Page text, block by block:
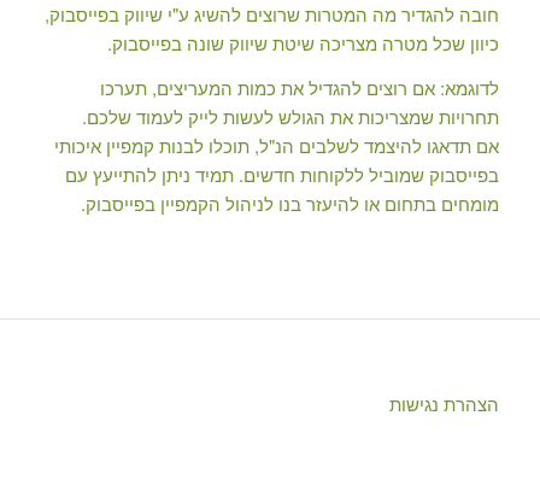
חובה להגדיר מה המטרות שרוצים להשיג ע"י שיווק בפייסבוק,
כיוון שכל מטרה מצריכה שיטת שיווק שונה בפייסבוק.
לדוגמא: אם רוצים להגדיל את כמות המעריצים, תערכו
תחרויות שמצריכות את הגולש לעשות לייק לעמוד שלכם.
אם תדאגו להיצמד לשלבים הנ"ל, תוכלו לבנות קמפיין איכותי
בפייסבוק שמוביל ללקוחות חדשים. תמיד ניתן להתייעץ עם
מומחים בתחום או להיעזר בנו לניהול הקמפיין בפייסבוק.
הצהרת נגישות